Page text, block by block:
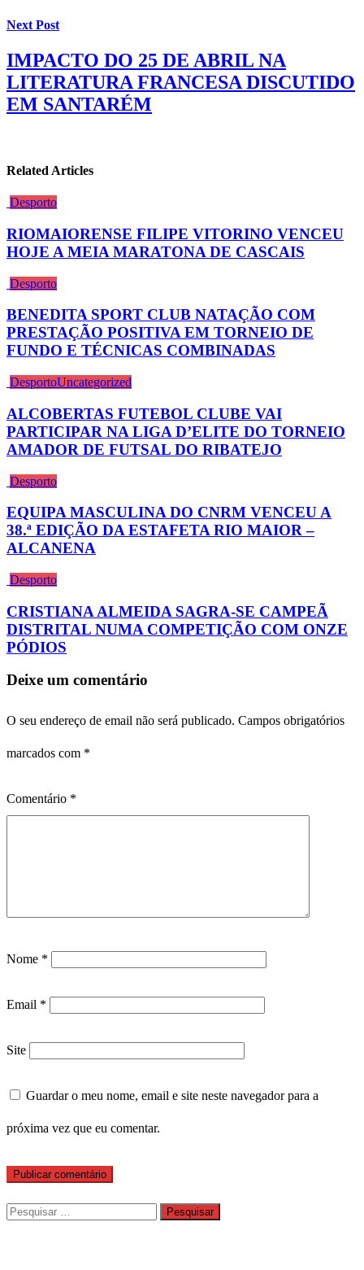
Next Post
IMPACTO DO 25 DE ABRIL NA
LITERATURA FRANCESA DISCUTIDO
EM SANTARÉM
Related Articles
Desporto
RIOMAIORENSE FILIPE VITORINO VENCEU
HOJE A MEIA MARATONA DE CASCAIS
Desporto
BENEDITA SPORT CLUB NATAÇÃO COM
PRESTAÇÃO POSITIVA EM TORNEIO DE
FUNDO E TÉCNICAS COMBINADAS
DesportoUncategorized
ALCOBERTAS FUTEBOL CLUBE VAI
PARTICIPAR NA LIGA D’ELITE DO TORNEIO
AMADOR DE FUTSAL DO RIBATEJO
Desporto
EQUIPA MASCULINA DO CNRM VENCEU A
38.ª EDIÇÃO DA ESTAFETA RIO MAIOR –
ALCANENA
Desporto
CRISTIANA ALMEIDA SAGRA-SE CAMPEÃ
DISTRITAL NUMA COMPETIÇÃO COM ONZE
PÓDIOS
Deixe um comentário
O seu endereço de email não será publicado. Campos obrigatórios
marcados com *
Comentário *
Nome *
Email *
Site
Guardar o meu nome, email e site neste navegador para a
próxima vez que eu comentar.
Pesquisar
por: